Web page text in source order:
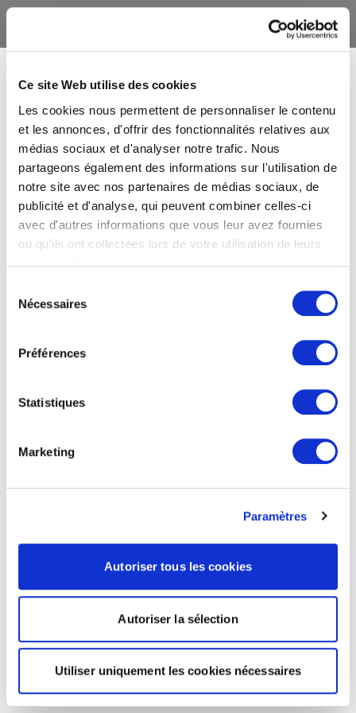
Ce site Web utilise des cookies
Les cookies nous permettent de personnaliser le contenu
et les annonces, d'offrir des fonctionnalités relatives aux
médias sociaux et d'analyser notre trafic. Nous
partageons également des informations sur l'utilisation de
notre site avec nos partenaires de médias sociaux, de
publicité et d'analyse, qui peuvent combiner celles-ci
avec d'autres informations que vous leur avez fournies
ou qu'ils ont collectées lors de votre utilisation de leurs
Nécessaires
Préférences
Statistiques
Marketing
Paramètres
Autoriser tous les cookies
Autoriser la sélection
Utiliser uniquement les cookies nécessaires